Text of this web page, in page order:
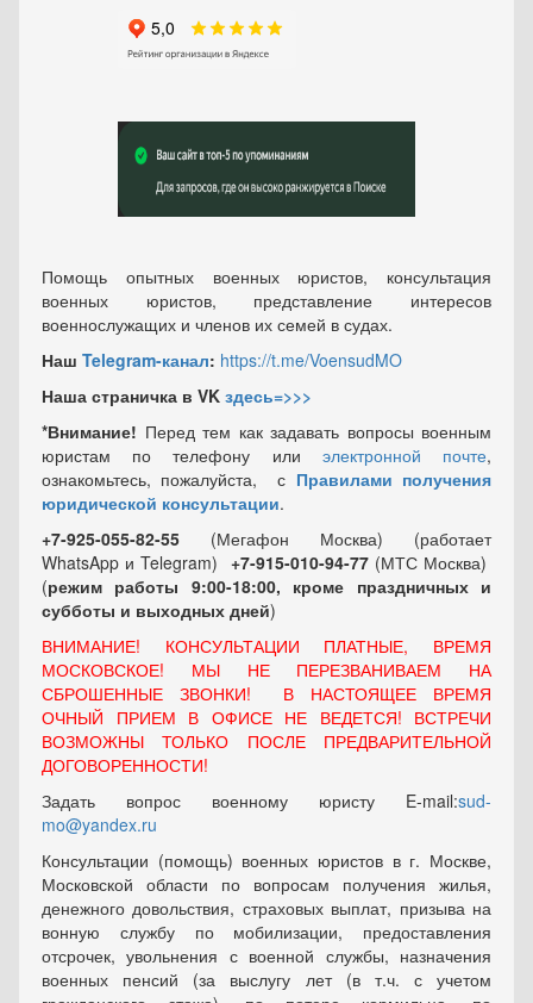
Помощь опытных военных юристов, консультация
военных юристов, представление интересов
военнослужащих и членов их семей в судах.
Наш Telegram-канал: https://t.me/VoensudMO
Наша страничка в VK здесь=>>>
*Внимание! Перед тем как задавать вопросы военным
юристам по телефону или электронной почте,
ознакомьтесь, пожалуйста, с Правилами получения
юридической консультации.
+7-925-055-82-55 (Мегафон Москва) (работает
WhatsApp и Telegram) +7-915-010-94-77 (МТС Москва)
(режим работы 9:00-18:00, кроме праздничных и
субботы и выходных дней)
ВНИМАНИЕ! КОНСУЛЬТАЦИИ ПЛАТНЫЕ, ВРЕМЯ
МОСКОВСКОЕ! МЫ НЕ ПЕРЕЗВАНИВАЕМ НА
СБРОШЕННЫЕ ЗВОНКИ! В НАСТОЯЩЕЕ ВРЕМЯ
ОЧНЫЙ ПРИЕМ В ОФИСЕ НЕ ВЕДЕТСЯ! ВСТРЕЧИ
ВОЗМОЖНЫ ТОЛЬКО ПОСЛЕ ПРЕДВАРИТЕЛЬНОЙ
ДОГОВОРЕННОСТИ!
Задать вопрос военному юристу E-mail:sud-
mo@yandex.ru
Консультации (помощь) военных юристов в г. Москве,
Московской области по вопросам получения жилья,
денежного довольствия, страховых выплат, призыва на
вонную службу по мобилизации, предоставления
отсрочек, увольнения с военной службы, назначения
военных пенсий (за выслугу лет (в т.ч. с учетом